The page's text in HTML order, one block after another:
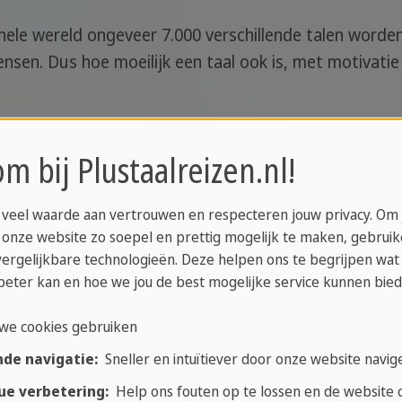
wereld ongeveer 7.000 verschillende talen
Dus hoe moeilijk een taal ook is, met
ter wereld.
om te leren voor een
om te leren, kunnen we verschillende aspecten
en ordening van woorden en het alfabet,
deze reden geven wij een overzicht van de 5
bij Plustaalreizen.nl!
waarde aan vertrouwen en respecteren jouw privacy. Om
website zo soepel en prettig mogelijk te maken,
technologieën. Deze helpen ons te begrijpen
kan en hoe we jou de best mogelijke service kunnen
cookies gebruiken
navigatie:Sneller en intuïtiever door onze website
verbetering:Help ons fouten op te lossen en de website